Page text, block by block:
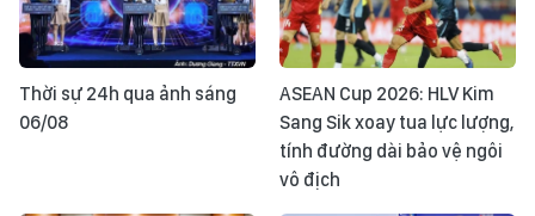
Thời sự 24h qua ảnh sáng
06/08
ASEAN Cup 2026: HLV Kim
Sang Sik xoay tua lực lượng,
tính đường dài bảo vệ ngôi
vô địch